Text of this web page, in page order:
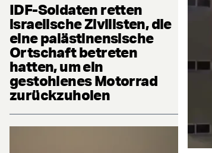
IDF-Soldaten retten
israelische Zivilisten, die
eine palästinensische
Ortschaft betreten
hatten, um ein
gestohlenes Motorrad
zurückzuholen